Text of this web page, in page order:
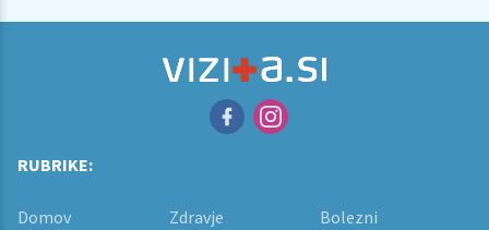
RUBRIKE:
Domov Zdravje
Bolezni